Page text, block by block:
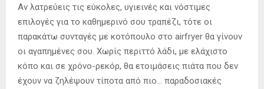
Αν λατρεύεις τις εύκολες, υγιεινές και νόστιμες
επιλογές για το καθημερινό σου τραπέζι, τότε οι
παρακάτω συνταγές με κοτόπουλο στο airfryer θα γίνουν
οι αγαπημένες σου. Χωρίς περιττό λάδι, με ελάχιστο
κόπο και σε χρόνο-ρεκόρ, θα ετοιμάσεις πιάτα που δεν
έχουν να ζηλέψουν τίποτα από πιο… παραδοσιακές